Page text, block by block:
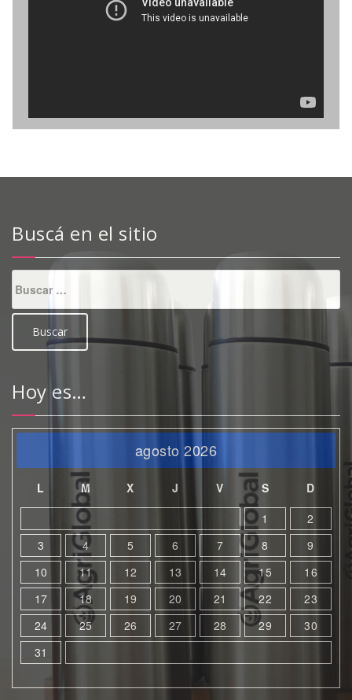
Buscá en el sitio
Hoy es…
agosto 2026
L M X J V S
D
1
2
3
4 5 6 7 8
9
10
11 12 13 14 15
16
17
18 19 20 21 22
23
24
25 26 27 28 29
30
31